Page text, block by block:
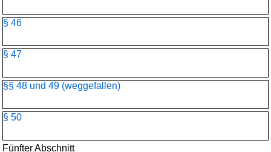
§ 46
§ 47
§§ 48 und 49 (weggefallen)
§ 50
Fünfter Abschnitt